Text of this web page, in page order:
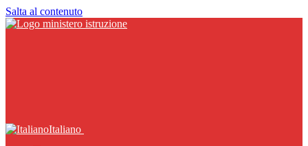
Salta al contenuto
Italiano